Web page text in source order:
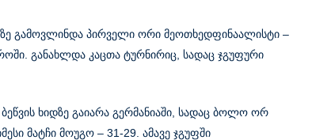
გამოვლინდა პირველი ორი მეოთხედფინაალისტი –
განახლდა კაცთა ტურნირიც, სადაც ჯგუფური
ხიდზე გაიარა გერმანიაში, სადაც ბოლო ორ
მატჩი მოუგო – 31-29. ამავე ჯგუფში